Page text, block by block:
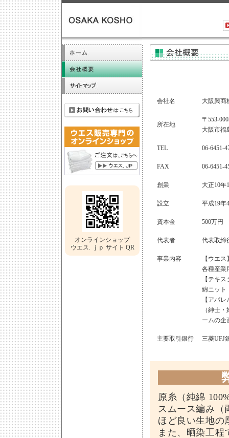
オンラインショップ
ウエス. ｊｐ サイト QR
会社名 大阪興商
所在地
〒553-
大阪市福
TEL 06-6451-
FAX 06-6451-
創業 大正10年
設立 平成19年
資本金 500万円
代表者 代表取
事業内容
【ウエス
各種産業
【テキ
綿ニット
【アパレ
（紳士
ームの企
主要取引銀行 三菱UFJ
原糸（純綿
スムース編み（
ほど良い生地の
また、晒染工